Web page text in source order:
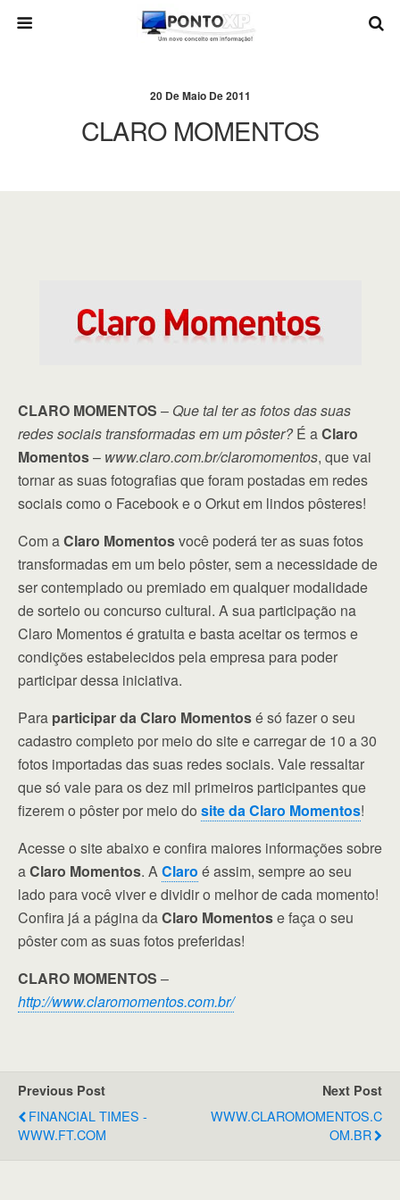
20 De Maio De 2011
CLARO MOMENTOS
CLARO MOMENTOS – Que tal ter as fotos das suas
redes sociais transformadas em um pôster?É aClaro
Momentos– www.claro.com.br/claromomentos, que vai
tornar as suas fotografias que foram postadas em redes
sociais como o Facebook e o Orkut em lindos pôsteres!
Com aClaro Momentosvocê poderá ter as suas fotos
transformadas em um belo pôster, sem a necessidade de
ser contemplado ou premiado em qualquer modalidade
de sorteio ou concurso cultural. A sua participação na
Claro Momentos é gratuita e basta aceitar os termos e
condições estabelecidos pela empresa para poder
participar dessa iniciativa.
Para participar da Claro Momentosé só fazer o seu
cadastro completo por meio do site e carregar de 10 a 30
fotos importadas das suas redes sociais. Vale ressaltar
que só vale para os dez mil primeiros participantes que
fizerem o pôster por meio do site da Claro Momentos!
Acesse o site abaixo e confira maiores informações sobre
aClaro Momentos. AClaro é assim, sempre ao seu
lado para você viver e dividir o melhor de cada momento!
Confira já a página daClaro Momentose faça o seu
pôster com as suas fotos preferidas!
CLARO MOMENTOS –
http://www.claromomentos.com.br/
Previous Post
FINANCIAL TIMES -
WWW.FT.COM
Next Post
WWW.CLAROMOMENTOS.C
OM.BR